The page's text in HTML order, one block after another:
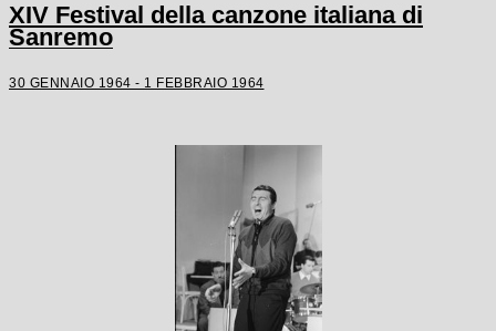
XIV Festival della canzone italiana di
Sanremo
30 GENNAIO 1964 - 1 FEBBRAIO 1964